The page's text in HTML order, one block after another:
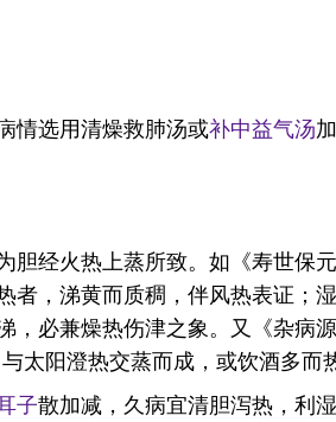
情选用清燥救肺汤或补中益气汤
经火热上蒸所致。如《寿世保
，涕黄而质稠，伴风热表证
必兼燥热伤津之象。又《杂病
太阳澄热交蒸而成，或饮酒多而
子散加减，久病宜清胆泻热，利